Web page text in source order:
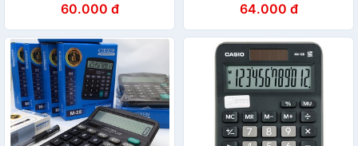
MỚI , nắp casio không phai
màu
60.000 đ
sơn không phai siêu bền
dành cho bé
64.000 đ